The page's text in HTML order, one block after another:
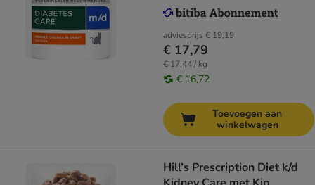
adviesprijs € 19,19
€ 17,79
€ 17,44 / kg
€ 16,72
Toevoegen aan
winkelwagen
Hill’s Prescription Diet k/d